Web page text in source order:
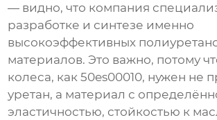
— видно, что компания
разработке и синтезе именно
высокоэффективных
материалов. Это важно, потому
колеса, как 50es00010, нужен не
уретан, а материал с
эластичностью, стойкостью к